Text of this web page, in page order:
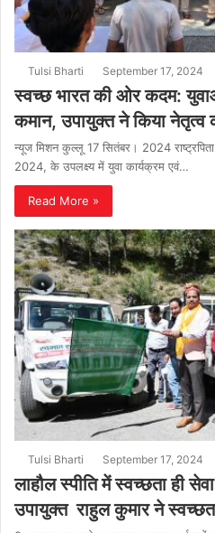
Tulsi Bharti September 17, 2024
स्वच्छ भारत की ओर कदम:
कमान, उपायुक्त ने किया नेतृत्व
न्यूज मिशन कुल्लू 17 सितंबर। 2024
2024, के उपलक्ष्य में युवा कार्यक्रम एवं…
Read More »
Tulsi Bharti September 17, 2024
लाहौल स्पीति में स्वच्छता ही
उपायुक्त राहुल कुमार ने